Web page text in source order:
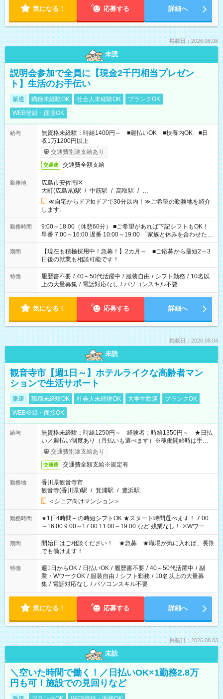
気になる！ 応募する 詳細へ
掲載日：2026.08.08
未読
説明会参加で全員に【現金2千円相当プレゼン
ト】生活のお手伝い
派遣 職種未経験OK 社会人未経験OK
ブランクOK
WEB登録・面接OK
給与
無資格未経験：時給1400円～ ■週払いOK ■扶養内OK ■日
収1万1200円以上
交通費別途支給あり
交通費 交通費全額支給
勤務地
広島市安佐南区
大町(広島県)駅 / 中筋駅 / 高取駅 / …
≪自宅からドアtoドアで30分以内！≫ご希望の勤務地を紹介
します。
勤務時間
9:00～18:00（休憩60分） ■ご希望があれば下記シフトもOK！
早番 7:00～16:00 遅番 10:00～19:00 「家族と休みを合わせた
い」 「余裕を持って夕飯の準備がしたい」 「できれば残業はし
たくない」 など、ご希望を教えてくださいね。 ※Wワーク希望
の方へ 今ご覧のお仕事で希望する勤務時間と、もう1つのお仕事
の勤務時間。 合計で週40時間を超える場合は応募できません。
期間
【現在も積極採用中！急募！】2カ月～ ■ご応募から最短2～3
日後の就業も相談可能です！
特徴 履歴書不要 / 40～50代活躍中 / 服装自由 / シフト勤務 / 10名以
上の大量募集 / 電話対応なし / パソコンスキル不要
気になる！ 応募する 詳細へ
掲載日：2026.08.04
未読
観音寺市【週1日～】ホテルライクな高齢者マン
ションで生活サポート
派遣 職種未経験OK 社会人未経験OK 大学生歓迎
ブランクOK
WEB登録・面接OK
給与
無資格未経験：時給1250円～ 経験者：時給1350円～ ★日払
い／週払い制度あり（月払いも選べます）※稼働開始時は手続き
完了次第のお支払いとなります。
交通費別途支給あり
交通費 交通費全額支給※規定有
勤務地
香川県観音寺市
観音寺(香川県)駅 / 箕浦駅 / 豊浜駅
＜シニア向けマンション＞
勤務時間
★1日4時間～の時短シフトOK ★スタート時間選べます！ 7:00
～16:00 9:00～17:00 11:00～19:00 など 残業なし！ ※Wワーク
の場合、他のお仕事と合わせ週40時間超の就業はご案内できま
せん ※法令に基づき、週20時間以上勤務は社会保険への加入対
象となります ※労働者派遣法（日雇い派遣の原則禁止）によ
り、短時間・短期間の就業はご案内が難しい場合があります
期間
開始日はご相談ください！ ★急募 ★職場が気に入れば、長期
でも働けます！
特徴 週1日からOK / 日払いOK / 履歴書不要 / 40～50代活躍中 / 副
業・WワークOK / 服装自由 / シフト勤務 / 10名以上の大量募
集 / 電話対応なし / パソコンスキル不要
気になる！ 応募する 詳細へ
掲載日：2026.08.03
未読
＼空いた時間で働く！／日払いOK×1勤務2.8万
円も可！施設での見回りなど